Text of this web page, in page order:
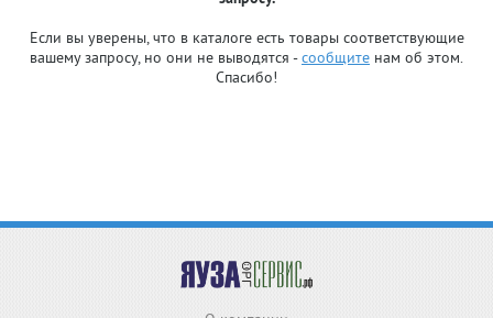
Если вы уверены, что в каталоге есть товары соответствующие
вашему запросу, но они не выводятся -сообщите нам об этом.
Спасибо!